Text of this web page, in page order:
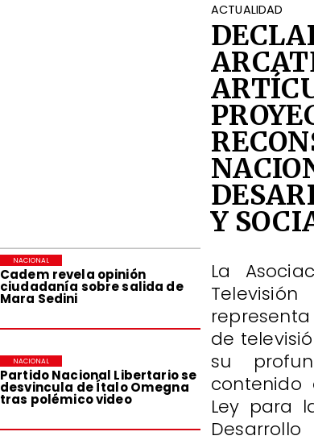
Cadem revela opinión
ciudadanía sobre salida de
Mara Sedini
NACIONAL
Partido Nacional Libertario se
desvincula de Ítalo Omegna
tras polémico video
NACIONAL
ACTUALIDAD
Y
La
de
su
Ley para